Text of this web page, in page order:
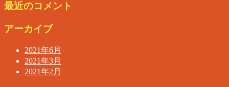
最近のコメント
アーカイブ
2021年6月
2021年3月
2021年2月